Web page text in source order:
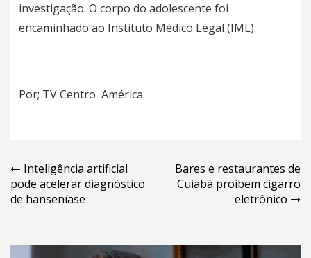
investigação. O corpo do adolescente foi
encaminhado ao Instituto Médico Legal (IML).
Por; TV Centro América
Navegação
de
Inteligência artificial
pode acelerar diagnóstico
de hanseníase
Bares e restaurantes de
Cuiabá proíbem cigarro
eletrônico